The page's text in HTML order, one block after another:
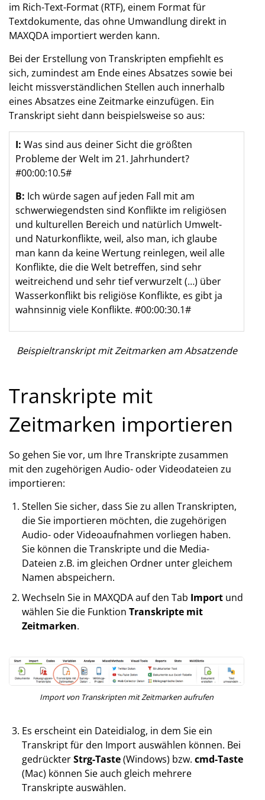
im Rich-Text-Format (RTF), einem Format für
Textdokumente, das ohne Umwandlung direkt in
MAXQDA importiert werden kann.
Bei der Erstellung von Transkripten empfiehlt es
sich, zumindest am Ende eines Absatzes sowie bei
leicht missverständlichen Stellen auch innerhalb
eines Absatzes eine Zeitmarke einzufügen. Ein
Transkript sieht dann beispielsweise so aus:
I: Was sind aus deiner Sicht die größten
Probleme der Welt im 21. Jahrhundert?
#00:00:10.5#
B: Ich würde sagen auf jeden Fall mit am
schwerwiegendsten sind Konflikte im religiösen
und kulturellen Bereich und natürlich Umwelt-
und Naturkonflikte, weil, also man, ich glaube
man kann da keine Wertung reinlegen, weil alle
Konflikte, die die Welt betreffen, sind sehr
weitreichend und sehr tief verwurzelt (…) über
Wasserkonflikt bis religiöse Konflikte, es gibt ja
wahnsinnig viele Konflikte. #00:00:30.1#
Beispieltranskript mit Zeitmarken am Absatzende
Transkripte mit
Zeitmarken importieren
So gehen Sie vor, um Ihre Transkripte zusammen
mit den zugehörigen Audio- oder Videodateien zu
importieren:
Stellen Sie sicher, dass Sie zu allen Transkripten,
die Sie importieren möchten, die zugehörigen
Audio- oder Videoaufnahmen vorliegen haben.
Sie können die Transkripte und die Media-
Dateien z.B. im gleichen Ordner unter gleichem
Namen abspeichern.
Wechseln Sie in MAXQDA auf den Tab Import und
wählen Sie die FunktionTranskripte mit
Zeitmarken.
Import von Transkripten mit Zeitmarken aufrufen
Es erscheint ein Dateidialog, in dem Sie ein
Transkript für den Import auswählen können. Bei
gedrückterStrg-Taste(Windows) bzw.cmd-Taste
(Mac) können Sie auch gleich mehrere
Transkripte auswählen.